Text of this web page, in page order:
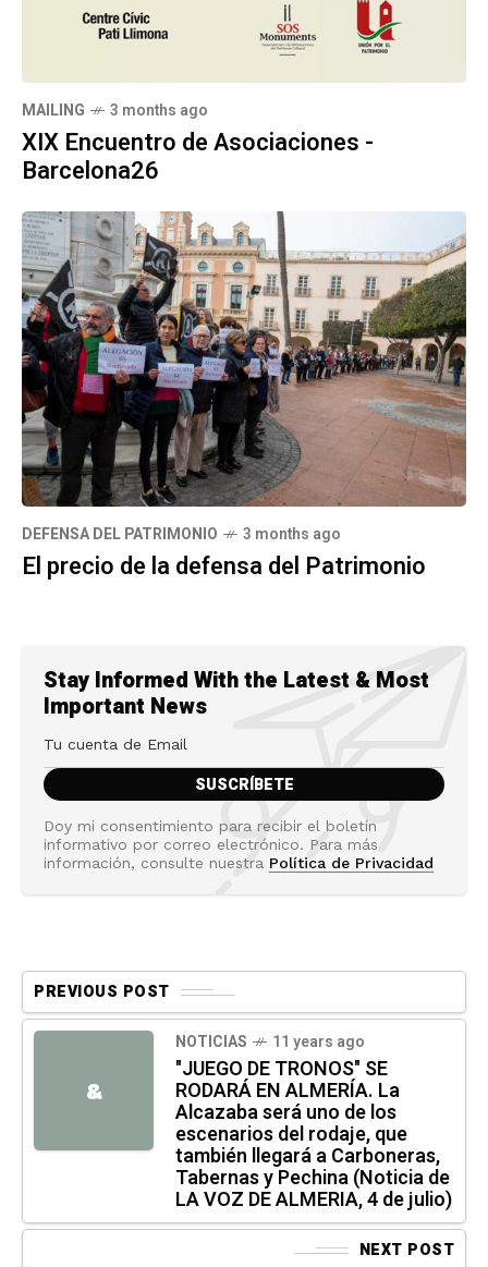
MAILING 3 months ago
XIX Encuentro de Asociaciones -
Barcelona26
DEFENSA DEL PATRIMONIO 3 months ago
El precio de la defensa del Patrimonio
Stay Informed With the Latest & Most
Important News
Doy mi consentimiento para recibir el boletín
informativo por correo electrónico. Para más
información, consulte nuestra Política de Privacidad
PREVIOUS POST
&
NOTICIAS 11 years ago
"JUEGO DE TRONOS" SE
RODARÁ EN ALMERÍA. La
Alcazaba será uno de los
escenarios del rodaje, que
también llegará a Carboneras,
Tabernas y Pechina (Noticia de
LA VOZ DE ALMERIA, 4 de julio)
NEXT POST